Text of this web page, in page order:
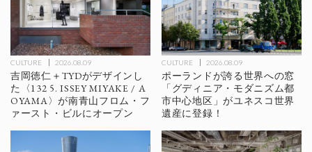
CULTURE 2026.08.09
吉岡徳仁＋TYDがデザインし
た〈132 5. ISSEY MIYAKE / A
OYAMA〉が南青山フロム・フ
ァースト・ビルにオープン
CULTURE 2026.08.09
ポーランドが誇る世界への窓
「グディニア・モダニズム都
市中心地区」がユネスコ世界
遺産に登録！